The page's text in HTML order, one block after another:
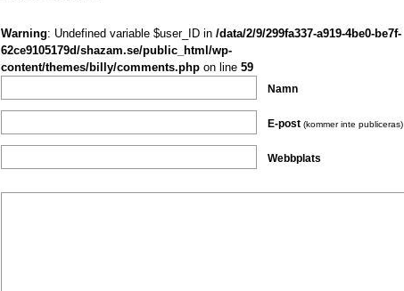
Warning: Undefined variable $user_ID in /data/2/9/299fa337-a919-4be0-be7f-
62ce9105179d/shazam.se/public_html/wp-
content/themes/billy/comments.php on line 59
Namn
E-post (kommer inte publiceras)
Webbplats